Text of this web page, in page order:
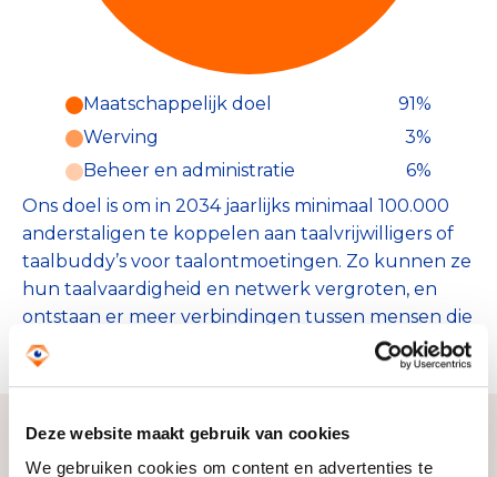
Deze website maakt gebruik van cookies
We gebruiken cookies om content en advertenties te
Maatschappelijk doel
91%
Werving
3%
Beheer en administratie
6%
Ons doel is om in 2034 jaarlijks minimaal 100.000
anderstaligen te koppelen aan taalvrijwilligers of
taalbuddy’s voor taalontmoetingen. Zo kunnen ze
hun taalvaardigheid en netwerk vergroten, en
ontstaan er meer verbindingen tussen mensen die
elkaar anders niet zouden ontmoeten.